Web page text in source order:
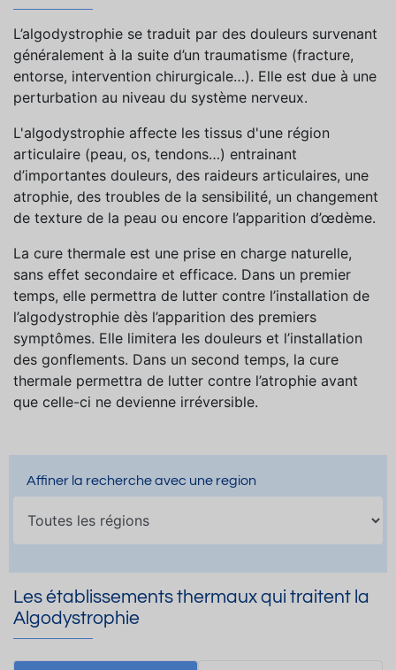
L’algodystrophie se traduit par des douleurs survenant
généralement à la suite d’un traumatisme (fracture,
entorse, intervention chirurgicale…). Elle est due à une
perturbation au niveau du système nerveux.
L'algodystrophie affecte les tissus d'une région
articulaire (peau, os, tendons…) entrainant
d’importantes douleurs, des raideurs articulaires, une
atrophie, des troubles de la sensibilité, un changement
de texture de la peau ou encore l’apparition d’œdème.
La cure thermale est une prise en charge naturelle,
sans effet secondaire et efficace. Dans un premier
temps, elle permettra de lutter contre l’installation de
l’algodystrophie dès l’apparition des premiers
symptômes. Elle limitera les douleurs et l’installation
des gonflements. Dans un second temps, la cure
thermale permettra de lutter contre l’atrophie avant
que celle-ci ne devienne irréversible.
Affiner la recherche avec une region
Les établissements thermaux qui traitent la
Algodystrophie